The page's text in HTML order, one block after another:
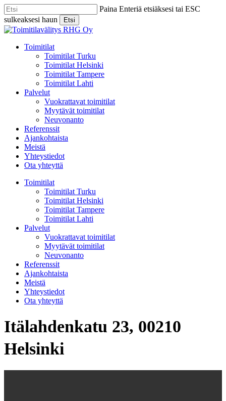
Skip
to
main
content
Paina Enteriä etsiäksesi tai ESC
sulkeaksesi haun
Etsi
Close
Menu
Toimitilat
Toimitilat Turku
Toimitilat Helsinki
Toimitilat Tampere
Toimitilat Lahti
Palvelut
Vuokrattavat toimitilat
Myytävät toimitilat
Neuvonanto
Referenssit
Ajankohtaista
Meistä
Yhteystiedot
Ota yhteyttä
Toimitilat
Toimitilat Turku
Toimitilat Helsinki
Toimitilat Tampere
Toimitilat Lahti
Palvelut
Vuokrattavat toimitilat
Myytävät toimitilat
Neuvonanto
Referenssit
Ajankohtaista
Meistä
Yhteystiedot
Ota yhteyttä
Itälahdenkatu 23, 00210
Helsinki